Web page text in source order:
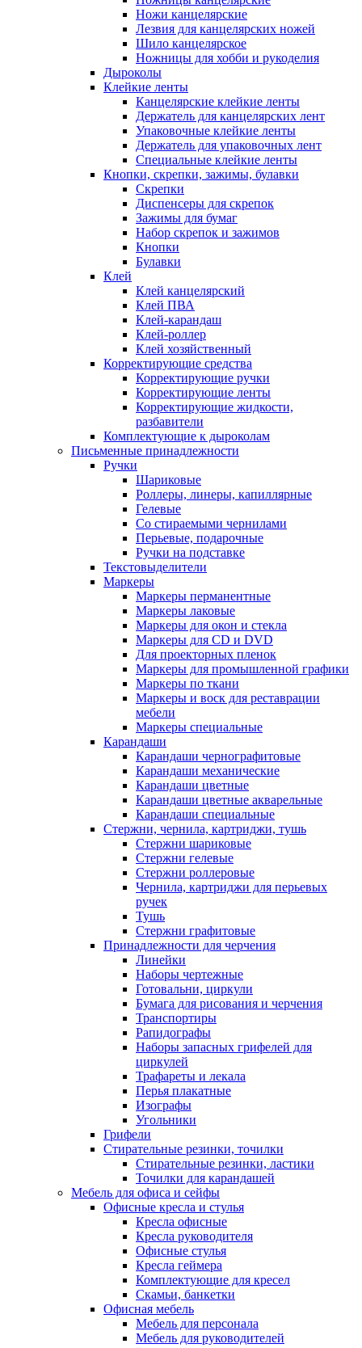
Ножи канцелярские
Лезвия для канцелярских ножей
Шило канцелярское
Ножницы для хобби и рукоделия
Дыроколы
Клейкие ленты
Канцелярские клейкие ленты
Держатель для канцелярских лент
Упаковочные клейкие ленты
Держатель для упаковочных лент
Специальные клейкие ленты
Кнопки, скрепки, зажимы, булавки
Скрепки
Диспенсеры для скрепок
Зажимы для бумаг
Набор скрепок и зажимов
Кнопки
Булавки
Клей
Клей канцелярский
Клей ПВА
Клей-карандаш
Клей-роллер
Клей хозяйственный
Корректирующие средства
Корректирующие ручки
Корректирующие ленты
Корректирующие жидкости,
разбавители
Комплектующие к дыроколам
Письменные принадлежности
Ручки
Шариковые
Роллеры, линеры, капиллярные
Гелевые
Со стираемыми чернилами
Перьевые, подарочные
Ручки на подставке
Текстовыделители
Маркеры
Маркеры перманентные
Маркеры лаковые
Маркеры для окон и стекла
Маркеры для CD и DVD
Для проекторных пленок
Маркеры для промышленной графики
Маркеры по ткани
Маркеры и воск для реставрации
мебели
Маркеры специальные
Карандаши
Карандаши чернографитовые
Карандаши механические
Карандаши цветные
Карандаши цветные акварельные
Карандаши специальные
Стержни, чернила, картриджи, тушь
Стержни шариковые
Стержни гелевые
Стержни роллеровые
Чернила, картриджи для перьевых
ручек
Тушь
Стержни графитовые
Принадлежности для черчения
Линейки
Наборы чертежные
Готовальни, циркули
Бумага для рисования и черчения
Транспортиры
Рапидографы
Наборы запасных грифелей для
циркулей
Трафареты и лекала
Перья плакатные
Изографы
Угольники
Грифели
Стирательные резинки, точилки
Стирательные резинки, ластики
Точилки для карандашей
Мебель для офиса и сейфы
Офисные кресла и стулья
Кресла офисные
Кресла руководителя
Офисные стулья
Кресла геймера
Комплектующие для кресел
Скамьи, банкетки
Офисная мебель
Мебель для персонала
Мебель для руководителей